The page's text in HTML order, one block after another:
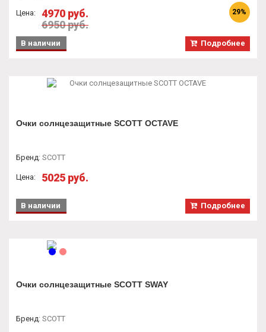
Цена:
4970 руб.
6950 руб.
29%
Подробнее
В наличии
Очки солнцезащитные SCOTT OCTAVE
Бренд: SCOTT
Цена: 5025 руб.
Подробнее
В наличии
Очки солнцезащитные SCOTT SWAY
Бренд: SCOTT